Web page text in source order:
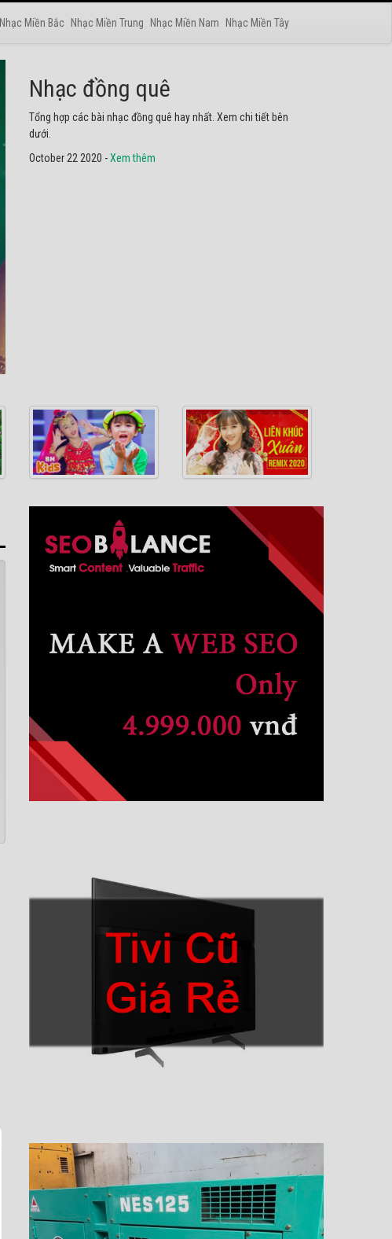
Nhạc Miền Bắc Nhạc Miền Trung Nhạc Miền Nam Nhạc Miền Tây
Nhạc phật
Tuyển tập các bài nhạc thánh ca hay nhất. Không thể không
nghe thử.
October 22 2020 -Xem thêm